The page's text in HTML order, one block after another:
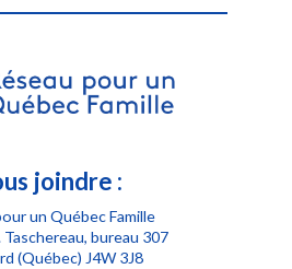
joindre :
un Québec Famille
bureau 307
(Québec) J4W 3J8